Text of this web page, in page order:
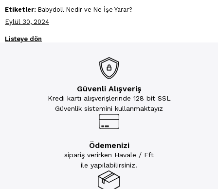
Etiketler: Babydoll Nedir ve Ne İşe Yarar?
Eylül 30, 2024
Listeye dön
Güvenli Alışveriş
Kredi kartı alışverişlerinde 128 bit SSL
Güvenlik sistemini kullanmaktayız
Ödemenizi
sipariş verirken Havale / Eft
ile yapılabilirsiniz.